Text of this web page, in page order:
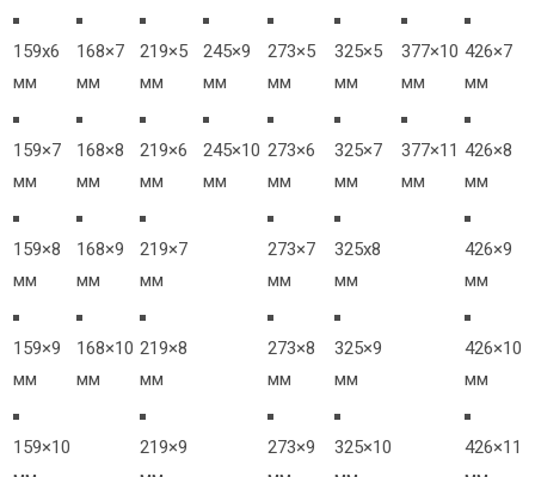
159х6
мм
159×7
мм
159×8
мм
159×9
мм
159×10
168×7
мм
168×8
мм
168×9
мм
168×10
мм
219×5
мм
219×6
мм
219×7
мм
219×8
мм
219×9
245×9
мм
245×10
мм
273×5
мм
273×6
мм
273×7
мм
273×8
мм
273×9
325×5
мм
325×7
мм
325х8
мм
325×9
мм
325×10
377×10
мм
377×11
мм
426×7
мм
426×8
мм
426×9
мм
426×10
мм
426×11